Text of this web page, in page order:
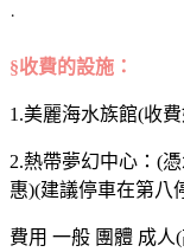
˙
§收費的設施：
1.美麗海水族館(收
2.熱帶夢幻中心：(
惠)(建議停車在第八
費用 一般 團體 成人